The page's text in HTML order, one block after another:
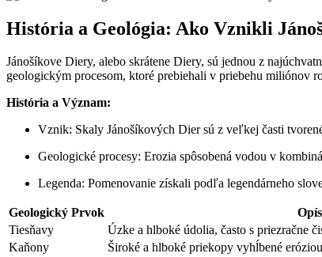
História a Geológia: Ako Vznikli
Jánošíkove Diery, alebo skrátene Diery, sú jednou z
geologickým procesom, ktoré prebiehali v priebehu miliónov
História a Význam:
Vznik: Skaly Jánošíkových Dier sú z veľkej časti
Geologické procesy: Erozia spôsobená vodou v
Legenda: Pomenovanie získali podľa legendárneho
Geologický Prvok
Tiesňavy
Úzke a hlboké údolia, často s priezračne
Kaňony
Široké a hlboké priekopy vyhĺbené